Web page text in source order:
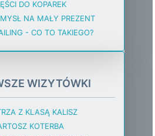
DO KOPAREK
NA MAŁY PREZENT
- CO TO TAKIEGO?
WIZYTÓWKI
Z KLASĄ KALISZ
KOTERBA